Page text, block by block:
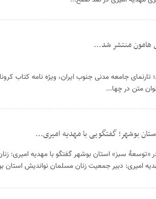
هامون منتشر شد...
جامعه مدنی جنوب ایران، ویژه نامه کتاب
بوشهر؛ گفتگویی با مهدیه امیری...
«توسعۀ سبز» استان بوشهر گفتگو با مهدیه امیری:
امیری: دبیر جمعیت زنان مسلمان نواندیش استان